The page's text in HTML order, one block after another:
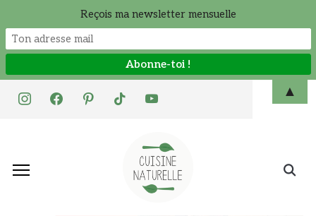
instagramfacebookpinteresttiktok youtube
Search
Reçois ma newsletter mensuelle
▲